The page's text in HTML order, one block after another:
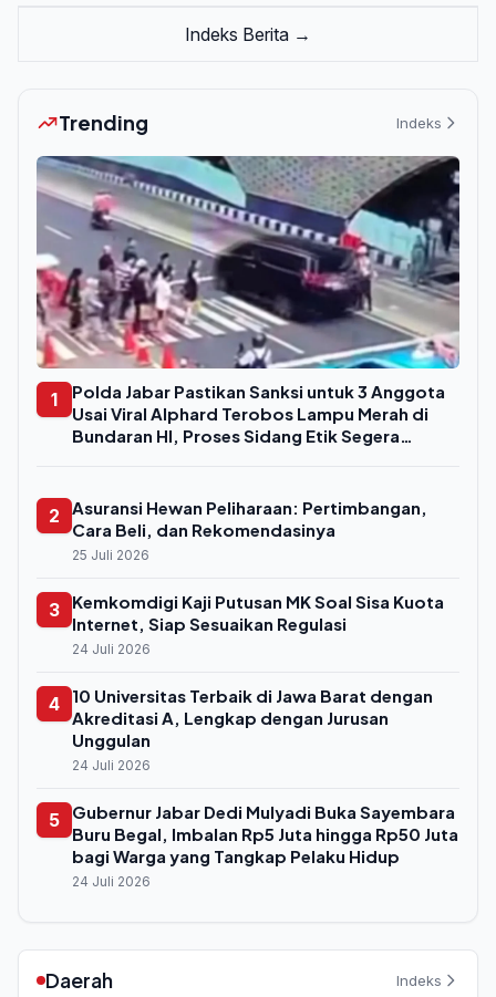
Indeks Berita →
Trending Indeks
1
Polda Jabar Pastikan Sanksi untuk 3 Anggota
Usai Viral Alphard Terobos Lampu Merah di
Bundaran HI, Proses Sidang Etik Segera
2
Asuransi Hewan Peliharaan: Pertimbangan,
Cara Beli, dan Rekomendasinya
25 Juli 2026
3
Kemkomdigi Kaji Putusan MK Soal Sisa Kuota
Internet, Siap Sesuaikan Regulasi
24 Juli 2026
4
10 Universitas Terbaik di Jawa Barat dengan
Akreditasi A, Lengkap dengan Jurusan
Unggulan
24 Juli 2026
5
Gubernur Jabar Dedi Mulyadi Buka Sayembara
Buru Begal, Imbalan Rp5 Juta hingga Rp50 Juta
bagi Warga yang Tangkap Pelaku Hidup
24 Juli 2026
Daerah Indeks